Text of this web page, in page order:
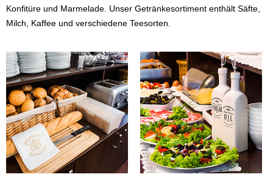
Konfitüre und Marmelade. Unser Getränkesortiment enthält Säfte,
Milch, Kaffee und verschiedene Teesorten.